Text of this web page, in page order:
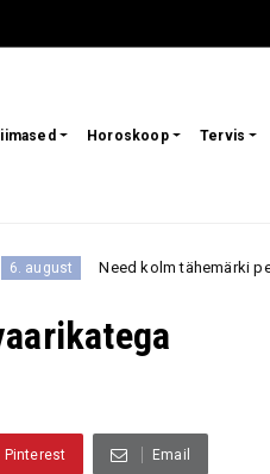
Horoskoop Tervis
kolm tähemärki peaksid
Pinterest Email